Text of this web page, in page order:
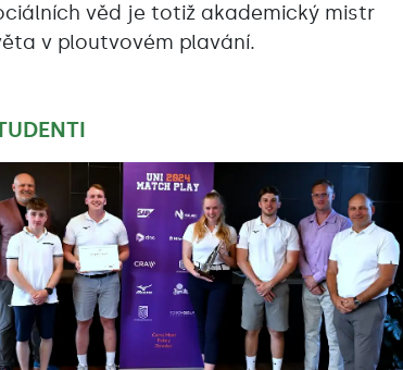
věd je totiž akademický mistr
v ploutvovém plavání.